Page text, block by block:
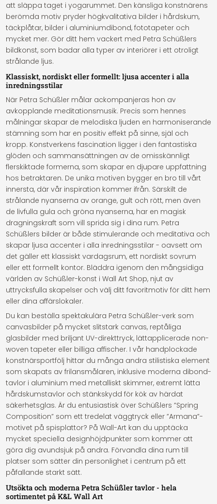
att släppa taget i yogarummet. Den känsliga konstnärens
berömda motiv pryder högkvalitativa bilder i hårdskum,
täckplåtar, bilder i aluminiumdibond, fototapeter och
mycket mer. Gör ditt hem vackert med Petra Schüßlers
bildkonst, som badar alla typer av interiörer i ett otroligt
strålande ljus.
Klassiskt, nordiskt eller formellt: ljusa accenter i alla
inredningsstilar
När Petra Schüßler målar ackompanjeras hon av
avkopplande meditationsmusik. Precis som hennes
målningar skapar de melodiska ljuden en harmoniserande
stämning som har en positiv effekt på sinne, själ och
kropp. Konstverkens fascination ligger i den fantastiska
glöden och sammansättningen av de omisskännligt
flerskiktade formerna, som skapar en djupare uppfattning
hos betraktaren. De unika motiven bygger en bro till vårt
innersta, där vår inspiration kommer ifrån. Särskilt de
strålande nyanserna av orange, gult och rött, men även
de livfulla gula och gröna nyanserna, har en magisk
dragningskraft som vill sprida sig i dina rum. Petra
Schüßlers bilder är både stimulerande och meditativa och
skapar ljusa accenter i alla inredningsstilar - oavsett om
det gäller ett klassiskt vardagsrum, ett nordiskt sovrum
eller ett formellt kontor. Bläddra igenom den mångsidiga
världen av Schüßler-konst i Wall Art Shop, njut av
uttrycksfulla skapelser och välj ditt favoritmotiv för ditt hem
eller dina affärslokaler.
Du kan beställa spektakulära Petra Schüßler-verk som
canvasbilder på mycket slitstark canvas, reptåliga
glasbilder med briljant UV-direkttryck, lättapplicerade non-
woven tapeter eller billiga affischer. I vår handplockade
konstnärsportfölj hittar du många andra stilistiska element
som skapats av frilansmålaren, inklusive moderna dibond-
tavlor i aluminium med metalliskt skimmer, extremt lätta
hårdskumstavlor och stänkskydd för kök av härdat
säkerhetsglas. Är du entusiastisk över Schüßlers ”Spring
Composition” som ett tredelat väggtryck eller ”Armana”-
motivet på spisplattor? På Wall-Art kan du upptäcka
mycket speciella designhöjdpunkter som kommer att
göra dig avundsjuk på andra. Förvandla dina rum till
platser som sätter din personlighet i centrum på ett
påfallande starkt sätt.
Utsökta och moderna Petra Schüßler tavlor - hela
sortimentet på K&L Wall Art